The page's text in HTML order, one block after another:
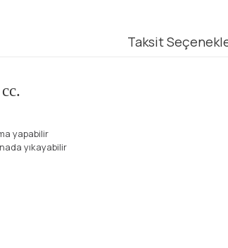
Taksit
yapabilir
yıkayabilir